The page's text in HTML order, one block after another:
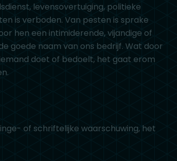
levensovertuiging, politieke
is verboden. Van pesten is sprake
hen een intimiderende, vijandige of
goede naam van ons bedrijf. Wat door
doet of bedoelt, het gaat erom
of schriftelijke waarschuwing, het